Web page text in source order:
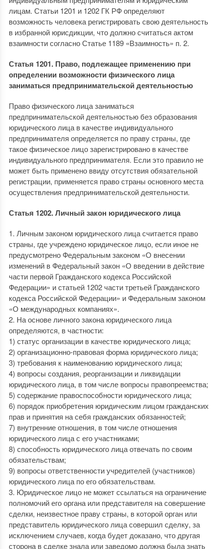
лицам. Статьи 1201 и 1202 ГК РФ определяют
возможность человека регистрировать свою деятельность
в избранной юрисдикции, что должно считаться актом
взаимности согласно Статье 1189 «Взаимность» п. 2.
Статья 1201. Право, подлежащее применению при
определении возможности физического лица
заниматься предпринимательской деятельностью
Право физического лица заниматься
предпринимательской деятельностью без образования
юридического лица в качестве индивидуального
предпринимателя определяется по праву страны, где
такое физическое лицо зарегистрировано в качестве
индивидуального предпринимателя. Если это правило не
может быть применено ввиду отсутствия обязательной
регистрации, применяется право страны основного места
осуществления предпринимательской деятельности.
Статья 1202. Личный закон юридического лица
1. Личным законом юридического лица считается право
страны, где учреждено юридическое лицо, если иное не
предусмотрено Федеральным законом «О внесении
изменений в Федеральный закон «О введении в действие
части первой Гражданского кодекса Российской
Федерации» и статьей 1202 части третьей Гражданского
кодекса Российской Федерации» и Федеральным законом
«О международных компаниях».
2. На основе личного закона юридического лица
определяются, в частности:
1) статус организации в качестве юридического лица;
2) организационно-правовая форма юридического лица;
3) требования к наименованию юридического лица;
4) вопросы создания, реорганизации и ликвидации
юридического лица, в том числе вопросы правопреемства;
5) содержание правоспособности юридического лица;
6) порядок приобретения юридическим лицом гражданских
прав и принятия на себя гражданских обязанностей;
7) внутренние отношения, в том числе отношения
юридического лица с его участниками;
8) способность юридического лица отвечать по своим
обязательствам;
9) вопросы ответственности учредителей (участников)
юридического лица по его обязательствам.
3. Юридическое лицо не может ссылаться на ограничение
полномочий его органа или представителя на совершение
сделки, неизвестное праву страны, в которой орган или
представитель юридического лица совершил сделку, за
исключением случаев, когда будет доказано, что другая
сторона в сделке знала или заведомо должна была знать